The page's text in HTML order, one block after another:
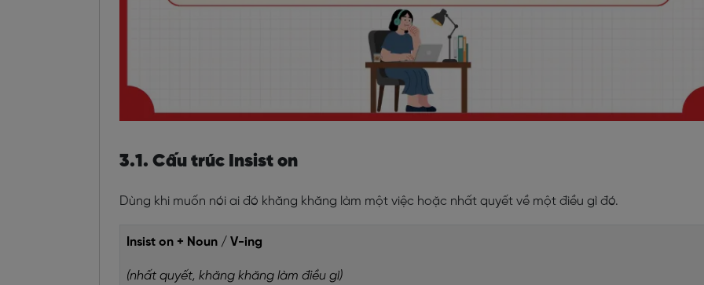
3.1. Cấu trúc Insist on
Dùng khi muốn nói ai đó khăng khăng làm một việc hoặc nhất quyết về một điều gì đó.
Insist on + Noun / V-ing
(nhất quyết, khăng khăng làm điều gì)